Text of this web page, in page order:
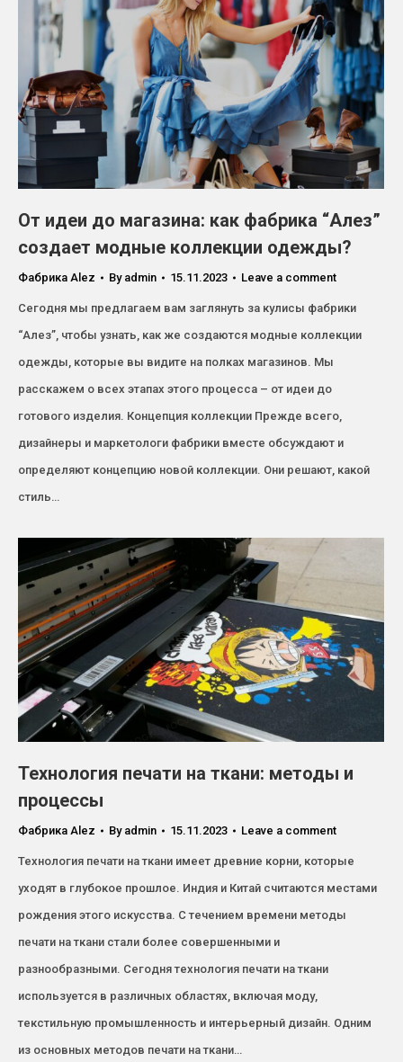
От идеи до магазина: как фабрика “Алез”
создает модные коллекции одежды?
Фабрика Alez​ By admin 15.11.2023 Leave a comment
Сегодня мы предлагаем вам заглянуть за кулисы фабрики
“Алез”, чтобы узнать, как же создаются модные коллекции
одежды, которые вы видите на полках магазинов. Мы
расскажем о всех этапах этого процесса – от идеи до
готового изделия. Концепция коллекции Прежде всего,
дизайнеры и маркетологи фабрики вместе обсуждают и
определяют концепцию новой коллекции. Они решают, какой
стиль…
Технология печати на ткани: методы и
процессы
Фабрика Alez​ By admin 15.11.2023 Leave a comment
Технология печати на ткани имеет древние корни, которые
уходят в глубокое прошлое. Индия и Китай считаются местами
рождения этого искусства. С течением времени методы
печати на ткани стали более совершенными и
разнообразными. Сегодня технология печати на ткани
используется в различных областях, включая моду,
текстильную промышленность и интерьерный дизайн. Одним
из основных методов печати на ткани…